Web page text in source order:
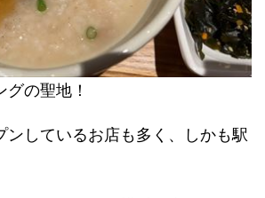
の聖地！
ンしているお店も多く、しかも駅